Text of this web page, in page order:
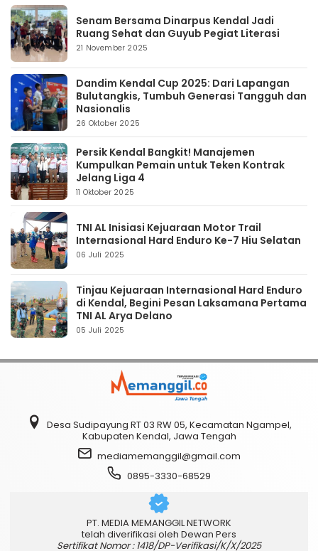
Senam Bersama Dinarpus Kendal Jadi
Ruang Sehat dan Guyub Pegiat Literasi
21 November 2025
Dandim Kendal Cup 2025: Dari Lapangan
Bulutangkis, Tumbuh Generasi Tangguh dan
Nasionalis
26 Oktober 2025
Persik Kendal Bangkit! Manajemen
Kumpulkan Pemain untuk Teken Kontrak
Jelang Liga 4
11 Oktober 2025
TNI AL Inisiasi Kejuaraan Motor Trail
Internasional Hard Enduro Ke-7 Hiu Selatan
06 Juli 2025
Tinjau Kejuaraan Internasional Hard Enduro
di Kendal, Begini Pesan Laksamana Pertama
TNI AL Arya Delano
05 Juli 2025
Desa Sudipayung RT 03 RW 05, Kecamatan Ngampel,
Kabupaten Kendal, Jawa Tengah
mediamemanggil@gmail.com
0895-3330-68529
PT. MEDIA MEMANGGIL NETWORK
telah diverifikasi oleh Dewan Pers
Sertifikat Nomor : 1418/DP-Verifikasi/K/X/2025